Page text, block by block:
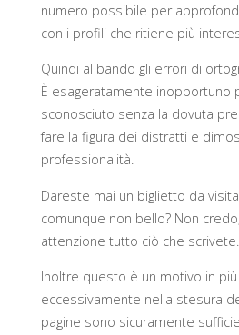
numero possibile per
con i profili che ritiene più
Quindi al bando gli errori di
È esageratamente inopportuno
sconosciuto senza la dovuta
fare la figura dei distratti e
professionalità.
Dareste mai un biglietto da
comunque non bello? Non
attenzione tutto ciò che scrivete.
Inoltre questo è un motivo in
eccessivamente nella stesura
pagine sono sicuramente